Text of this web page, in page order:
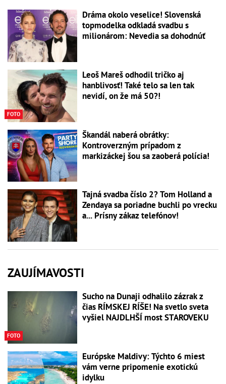
Dráma okolo veselice! Slovenská
topmodelka odkladá svadbu s
milionárom: Nevedia sa dohodnúť
FOTO
Leoš Mareš odhodil tričko aj
hanblivosť! Také telo sa len tak
nevidí, on že má 50?!
Škandál naberá obrátky:
Kontroverzným prípadom z
markizáckej šou sa zaoberá polícia!
Tajná svadba číslo 2? Tom Holland a
Zendaya sa poriadne buchli po vrecku
a... Prísny zákaz telefónov!
ZAUJÍMAVOSTI
FOTO
Sucho na Dunaji odhalilo zázrak z
čias RÍMSKEJ RÍŠE! Na svetlo sveta
vyšiel NAJDLHŠÍ most STAROVEKU
Európske Maldivy: Týchto 6 miest
vám verne pripomenie exotickú
idylku